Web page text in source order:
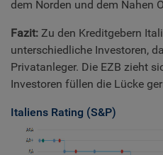
dem Norden und dem Nahen
Fazit: Zu den Kreditgebern
unterschiedliche Investoren,
Privatanleger. Die EZB zieht
Investoren füllen die Lücke
Italiens Rating (S&P)